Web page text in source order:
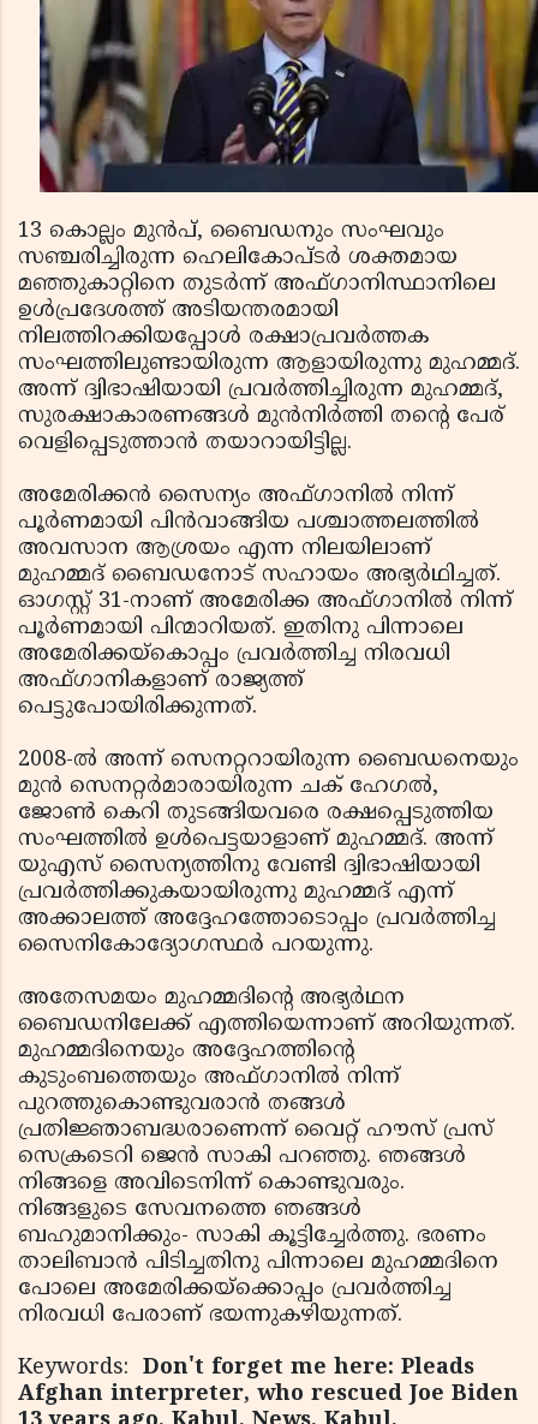
13 കൊല്ലം മുന്‍പ്, ബൈഡനും സംഘവും
സഞ്ചരിച്ചിരുന്ന ഹെലികോപ്ടര്‍ ശക്തമായ
മഞ്ഞുകാറ്റിനെ തുടര്‍ന്ന് അഫ്ഗാനിസ്ഥാനിലെ
ഉള്‍പ്രദേശത്ത് അടിയന്തരമായി
നിലത്തിറക്കിയപ്പോള്‍ രക്ഷാപ്രവര്‍ത്തക
സംഘത്തിലുണ്ടായിരുന്ന ആളായിരുന്നു മുഹമ്മദ്.
അന്ന് ദ്വിഭാഷിയായി പ്രവര്‍ത്തിച്ചിരുന്ന മുഹമ്മദ്,
സുരക്ഷാകാരണങ്ങള്‍ മുന്‍നിര്‍ത്തി തന്റെ പേര്
വെളിപ്പെടുത്താന്‍ തയാറായിട്ടില്ല.
അമേരിക്കന്‍ സൈന്യം അഫ്ഗാനില്‍ നിന്ന്
പൂര്‍ണമായി പിന്‍വാങ്ങിയ പശ്ചാത്തലത്തില്‍
അവസാന ആശ്രയം എന്ന നിലയിലാണ്
മുഹമ്മദ് ബൈഡനോട് സഹായം അഭ്യര്‍ഥിച്ചത്.
ഓഗസ്റ്റ് 31-നാണ് അമേരിക്ക അഫ്ഗാനില്‍ നിന്ന്
പൂര്‍ണമായി പിന്മാറിയത്. ഇതിനു പിന്നാലെ
അമേരിക്കയ്കൊപ്പം പ്രവര്‍ത്തിച്ച നിരവധി
അഫ്ഗാനികളാണ് രാജ്യത്ത്
പെട്ടുപോയിരിക്കുന്നത്.
2008-ല്‍ അന്ന് സെനറ്ററായിരുന്ന ബൈഡനെയും
മുന്‍ സെനറ്റര്‍മാരായിരുന്ന ചക് ഹേഗല്‍,
ജോണ്‍ കെറി തുടങ്ങിയവരെ രക്ഷപ്പെടുത്തിയ
സംഘത്തില്‍ ഉള്‍പെട്ടയാളാണ് മുഹമ്മദ്. അന്ന്
യുഎസ് സൈന്യത്തിനു വേണ്ടി ദ്വിഭാഷിയായി
പ്രവര്‍ത്തിക്കുകയായിരുന്നു മുഹമ്മദ് എന്ന്
അക്കാലത്ത് അദ്ദേഹത്തോടൊപ്പം പ്രവര്‍ത്തിച്ച
സൈനികോദ്യോഗസ്ഥര്‍ പറയുന്നു.
അതേസമയം മുഹമ്മദിന്റെ അഭ്യര്‍ഥന
ബൈഡനിലേക്ക് എത്തിയെന്നാണ് അറിയുന്നത്.
മുഹമ്മദിനെയും അദ്ദേഹത്തിന്റെ
കുടുംബത്തെയും അഫ്ഗാനില്‍ നിന്ന്
പുറത്തുകൊണ്ടുവരാന്‍ തങ്ങള്‍
പ്രതിജ്ഞാബദ്ധരാണെന്ന് വൈറ്റ് ഹൗസ് പ്രസ്
സെക്രടെറി ജെന്‍ സാകി പറഞ്ഞു. ഞങ്ങള്‍
നിങ്ങളെ അവിടെനിന്ന് കൊണ്ടുവരും.
നിങ്ങളുടെ സേവനത്തെ ഞങ്ങള്‍
ബഹുമാനിക്കും- സാകി കൂട്ടിച്ചേര്‍ത്തു. ഭരണം
താലിബാന്‍ പിടിച്ചതിനു പിന്നാലെ മുഹമ്മദിനെ
പോലെ അമേരിക്കയ്ക്കൊപ്പം പ്രവര്‍ത്തിച്ച
നിരവധി പേരാണ് ഭയന്നുകഴിയുന്നത്.
Keywords: Don't forget me here: Pleads
Afghan interpreter, who rescued Joe Biden